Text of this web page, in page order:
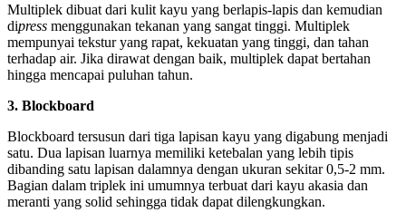
Multiplek dibuat dari kulit kayu yang berlapis-lapis dan kemudian
dipress menggunakan tekanan yang sangat tinggi. Multiplek
mempunyai tekstur yang rapat, kekuatan yang tinggi, dan tahan
terhadap air. Jika dirawat dengan baik, multiplek dapat bertahan
hingga mencapai puluhan tahun.
3. Blockboard
Blockboard tersusun dari tiga lapisan kayu yang digabung menjadi
satu. Dua lapisan luarnya memiliki ketebalan yang lebih tipis
dibanding satu lapisan dalamnya dengan ukuran sekitar 0,5-2 mm.
Bagian dalam triplek ini umumnya terbuat dari kayu akasia dan
meranti yang solid sehingga tidak dapat dilengkungkan.